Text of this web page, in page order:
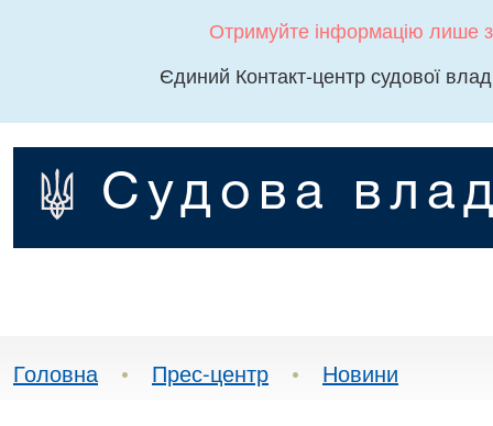
Отримуйте інформацію лише
Єдиний Контакт-центр судової
Судова
Головна • Прес-центр • Новини